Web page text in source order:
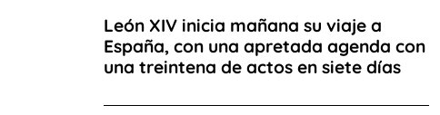
León XIV inicia mañana su viaje a
España, con una apretada agenda con
una treintena de actos en siete días